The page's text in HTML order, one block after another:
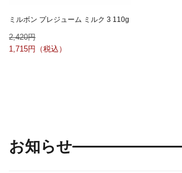
ミルボン プレジューム ミルク 3 110g
2,420
1,715
お知らせ